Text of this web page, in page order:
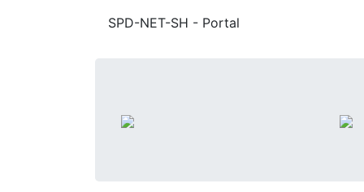
SPD-NET-SH - Portal